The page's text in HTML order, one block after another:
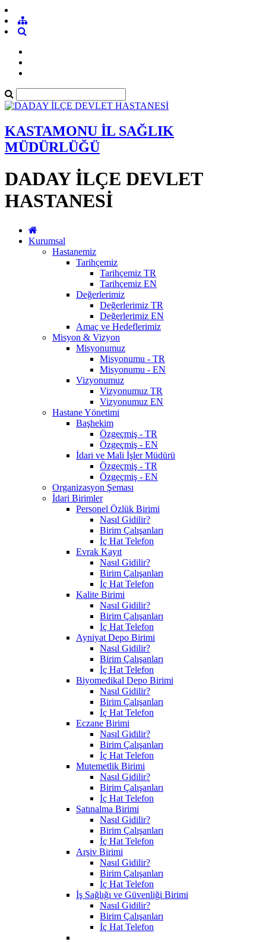
KASTAMONU İL SAĞLIK
MÜDÜRLÜĞÜ
DADAY İLÇE DEVLET
HASTANESİ
Kurumsal
Hastanemiz
Tarihçemiz
Tarihçemiz TR
Tarihçemiz EN
Değerlerimiz
Değerlerimiz TR
Değerlerimiz EN
Amaç ve Hedeflerimiz
Misyon & Vizyon
Misyonumuz
Misyonumu - TR
Misyonumu - EN
Vizyonumuz
Vizyonumuz TR
Vizyonumuz EN
Hastane Yönetimi
Başhekim
Özgeçmiş - TR
Özgeçmiş - EN
İdari ve Mali İşler Müdürü
Özgeçmiş - TR
Özgeçmiş - EN
Organizasyon Şeması
İdari Birimler
Personel Özlük Birimi
Nasıl Gidilir?
Birim Çalışanları
İç Hat Telefon
Evrak Kayıt
Nasıl Gidilir?
Birim Çalışanları
İç Hat Telefon
Kalite Birimi
Nasıl Gidilir?
Birim Çalışanları
İç Hat Telefon
Ayniyat Depo Birimi
Nasıl Gidilir?
Birim Çalışanları
İç Hat Telefon
Biyomedikal Depo Birimi
Nasıl Gidilir?
Birim Çalışanları
İç Hat Telefon
Eczane Birimi
Nasıl Gidilir?
Birim Çalışanları
İç Hat Telefon
Mutemetlik Birimi
Nasıl Gidilir?
Birim Çalışanları
İç Hat Telefon
Satınalma Birimi
Nasıl Gidilir?
Birim Çalışanları
İç Hat Telefon
Arşiv Birimi
Nasıl Gidilir?
Birim Çalışanları
İç Hat Telefon
İş Sağlığı ve Güvenliği Birimi
Nasıl Gidilir?
Birim Çalışanları
İç Hat Telefon